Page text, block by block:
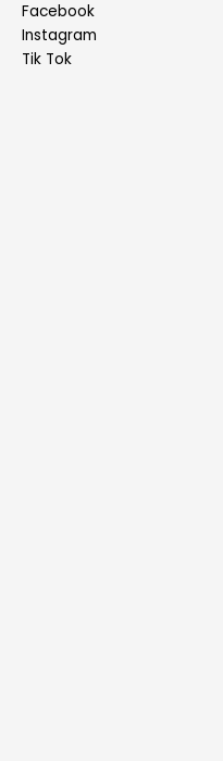
Facebook
Instagram
Tik Tok